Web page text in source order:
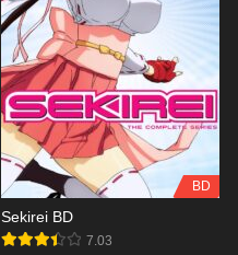
BD
Sekirei BD
7.03